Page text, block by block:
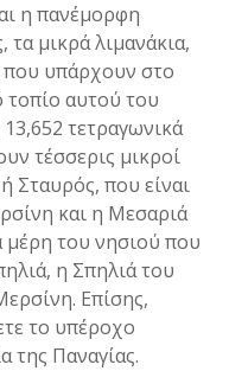
η πανέμορφη
μικρά λιμανάκια,
υπάρχουν στο
τοπίο αυτού του
τετραγωνικά
τέσσερις μικροί
Σταυρός, που είναι
και η Μεσαριά
μέρη του νησιού που
η Σπηλιά του
Επίσης,
το υπέροχο
της Παναγίας.